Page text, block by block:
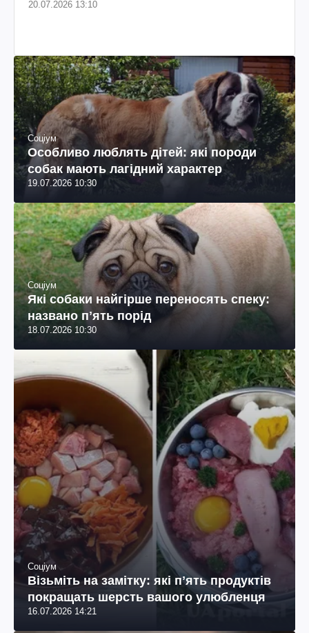
20.07.2026 13:10
Соціум
Особливо люблять дітей: які породи
собак мають лагідний характер
19.07.2026 10:30
Соціум
Які собаки найгірше переносять спеку:
названо пʼять порід
18.07.2026 10:30
Соціум
Візьміть на замітку: які пʼять продуктів
покращать шерсть вашого улюбленця
16.07.2026 14:21